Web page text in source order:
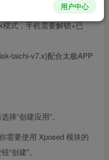
式，手机需要解锁+已
taichi-v7.x)配合太极APP
择“创建应用”。
需要使用 Xposed 模块的
“创建”。
用户中心